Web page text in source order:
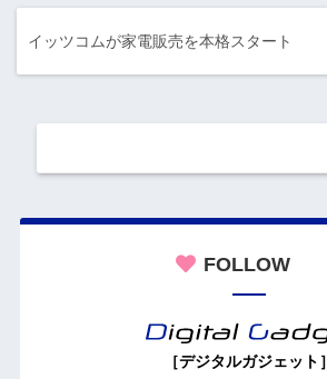
イッツコムが家電販売を本格スタート
FOLLOW
［デジタルガジェット］